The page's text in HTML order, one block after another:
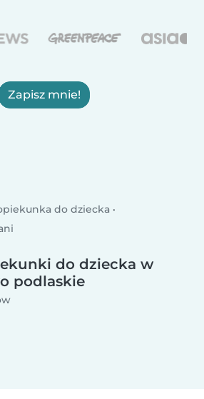
Zapisz mnie!
do dziecka
do dziecka w
podlaskie